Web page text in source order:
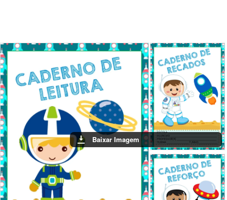
Baixar Imagem